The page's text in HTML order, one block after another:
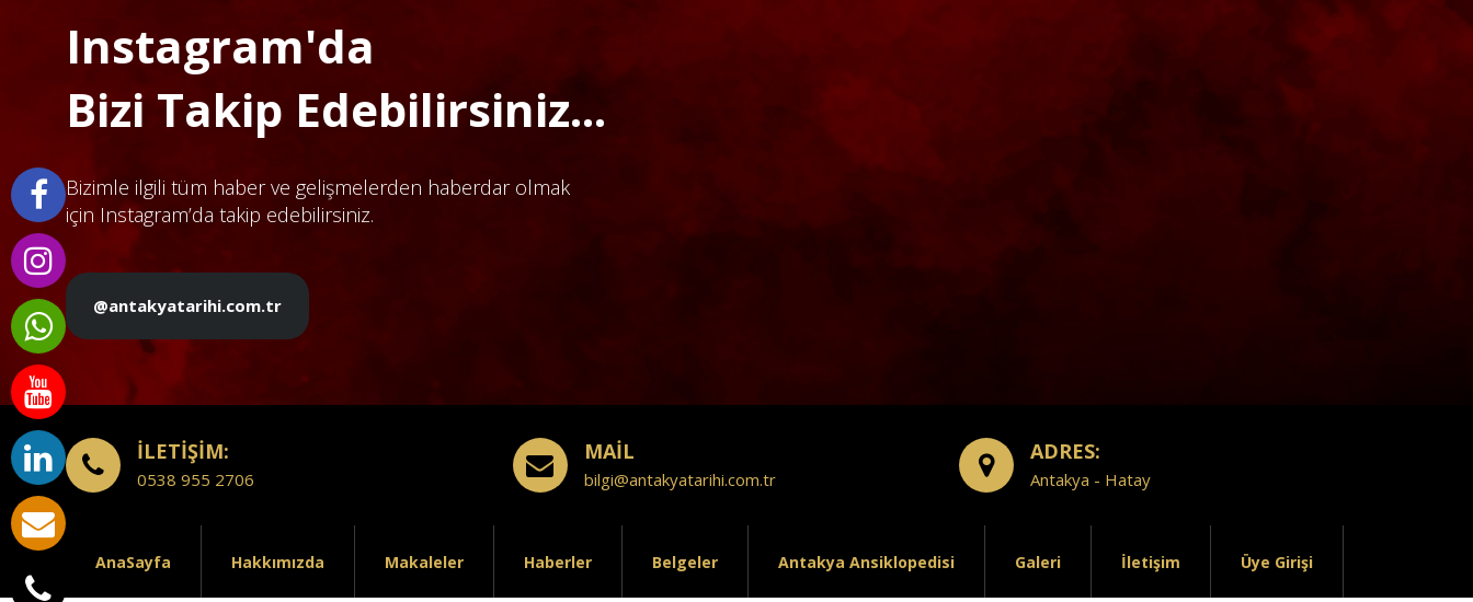
Instagram'da
Bizi Takip Edebilirsiniz...
Bizimle ilgili tüm haber ve gelişmelerden haberdar olmak
için Instagram’da takip edebilirsiniz.
@antakyatarihi.com.tr
İLETİŞİM:
0538 955 2706
MAİL
bilgi@antakyatarihi.com.tr
ADRES:
Antakya - Hatay
AnaSayfa Hakkımızda Makaleler Haberler Belgeler Antakya Ansiklopedisi Galeri İletişim Üye Girişi